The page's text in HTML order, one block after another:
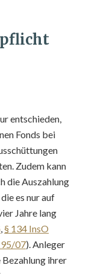
entschieden,
Fonds bei
Zudem kann
die Auszahlung
es nur auf
Jahre lang
,§ 134 InsO
07). Anleger
Bezahlung ihrer